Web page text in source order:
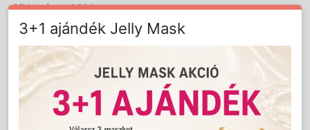
Cikkszám:
0528
Súly:
0.02 kg
LAKOSSÁGI ÁR (BRUTTÓ)
1 210 Ft
3+1 ajándék Jelly Mask